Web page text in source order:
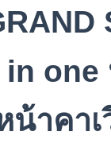
in
าคาเ